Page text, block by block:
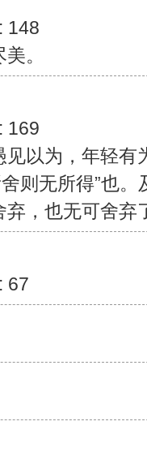
148
。
169
以为，年轻有
则无所得”也
弃，也无可舍弃
67